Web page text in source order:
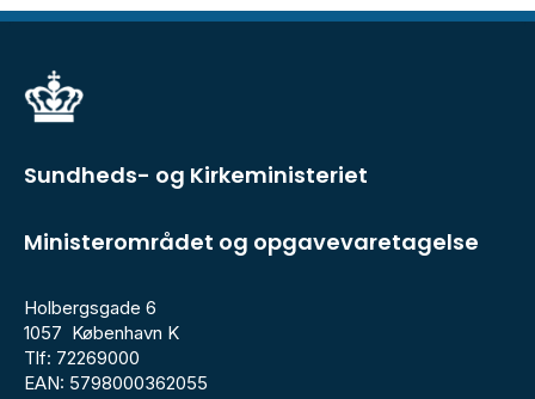
Sundheds- og Kirkeministeriet
Ministerområdet og opgavevaretagelse
Holbergsgade 6
1057 København K
Tlf: 72269000
EAN: 5798000362055